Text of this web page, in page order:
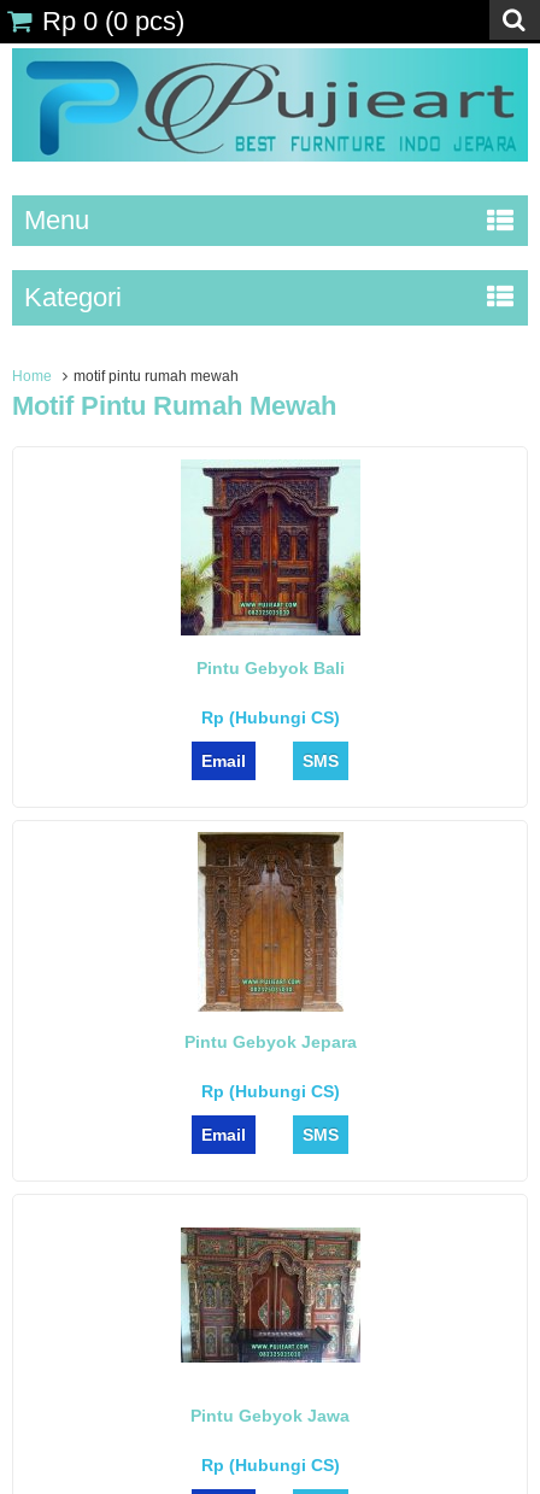
Rp 0 (0 pcs)
Menu
Kategori
Home motif pintu rumah mewah
Motif Pintu Rumah Mewah
Pintu Gebyok Bali
Rp (Hubungi CS)
Email SMS
Pintu Gebyok Jepara
Rp (Hubungi CS)
Email SMS
Pintu Gebyok Jawa
Rp (Hubungi CS)